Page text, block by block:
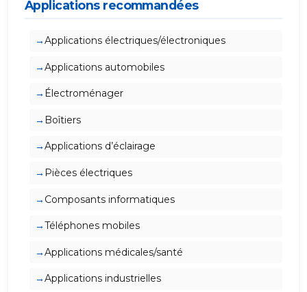
Applications recommandées
Applications électriques/électroniques
Applications automobiles
Électroménager
Boîtiers
Applications d’éclairage
Pièces électriques
Composants informatiques
Téléphones mobiles
Applications médicales/santé
Applications industrielles